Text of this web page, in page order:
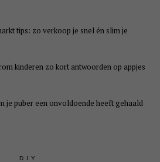
tips: zo verkoop je snel én slim je
kinderen zo kort antwoorden op appjes
je puber een onvoldoende heeft gehaald
DIY